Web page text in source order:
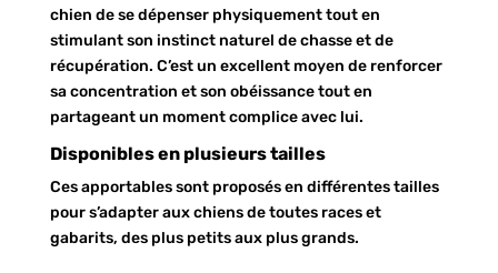
chien de se dépenser physiquement tout en
stimulant son instinct naturel de chasse et de
récupération. C’est un excellent moyen de renforcer
sa concentration et son obéissance tout en
partageant un moment complice avec lui.
Disponibles en plusieurs tailles
Ces apportables sont proposés en différentes tailles
pour s’adapter aux chiens de toutes races et
gabarits, des plus petits aux plus grands.